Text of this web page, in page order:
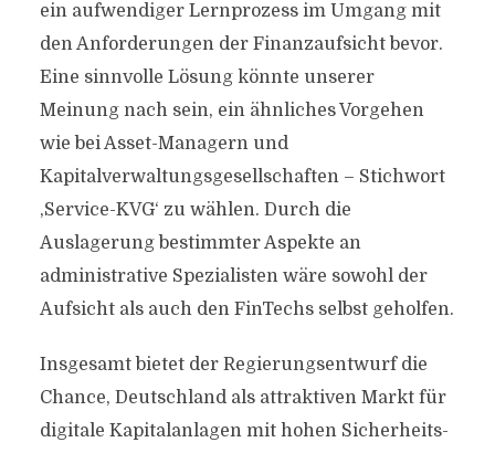
ein aufwendiger Lernprozess im Umgang mit
den Anforderungen der Finanzaufsicht bevor.
Eine sinnvolle Lösung könnte unserer
Meinung nach sein, ein ähnliches Vorgehen
wie bei Asset-Managern und
Kapitalverwaltungsgesellschaften – Stichwort
‚Service-KVG‘ zu wählen. Durch die
Auslagerung bestimmter Aspekte an
administrative Spezialisten wäre sowohl der
Aufsicht als auch den FinTechs selbst geholfen.
Insgesamt bietet der Regierungsentwurf die
Chance, Deutschland als attraktiven Markt für
digitale Kapitalanlagen mit hohen Sicherheits-